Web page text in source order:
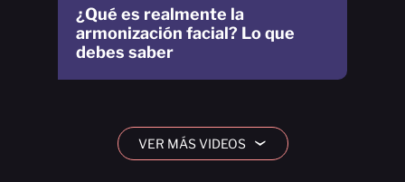
¿Qué es realmente la
armonización facial? Lo que
debes saber
VER MÁS VIDEOS ›